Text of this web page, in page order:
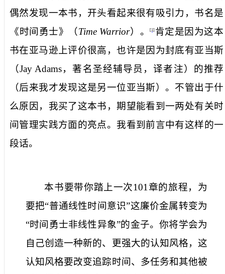
偶然发现一本书，开头看起来很有吸引力，书名是
《时间勇士》（Time Warrior）。[1]肯定是因为这本
书在亚马逊上评价很高，也许是因为封底有亚当斯
（Jay Adams，著名圣经辅导员，译者注）的推荐
（后来我才发现这是另一位亚当斯）。不管出于什
么原因，我买了这本书，期望能看到一两处有关时
间管理实践方面的亮点。我看到前言中有这样的一
段话。
本书要带你踏上一次101 章的旅程，为
要把“普通线性时间意识”这廉价金属转变为
“时间勇士非线性异象”的金子。你将学会为
自己创造一种新的、更强大的认知风格，这
认知风格要改变追踪时间、多任务和其他被